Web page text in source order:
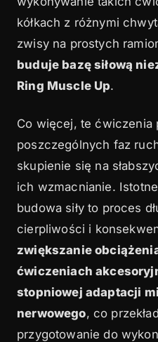
kółkach z różnymi
zwisy na prostych
buduje bazę siłową
Ring Muscle Up.
Co więcej, te ćwiczenia
poszczególnych faz
skupienie się na
ich wzmacnianie.
budowa siły to proces
cierpliwości i
zwiększanie
ćwiczeniach
stopniowej adaptacji
nerwowego, co
przygotowanie do